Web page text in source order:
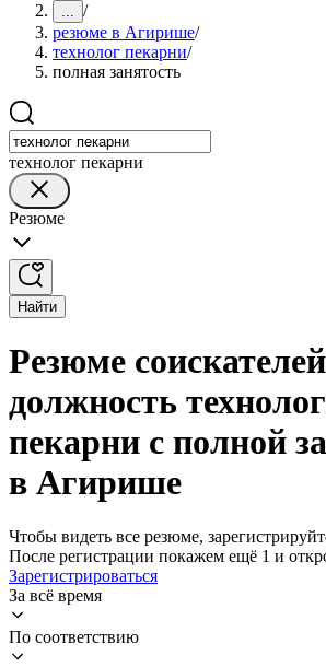
... /
резюме в Агирише/
технолог пекарни/
полная занятость
технолог пекарни
Резюме
Найти
Резюме
должность
пекарни с полной
в Агирише
Чтобы видеть все резюме,
После регистрации покажем ещё 1 и
Зарегистрироваться
За всё время
По соответствию